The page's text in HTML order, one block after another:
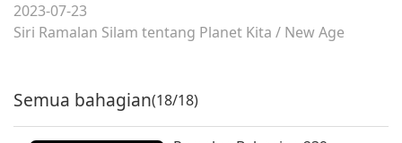
2023-07-23
Siri Ramalan Silam tentang Planet Kita / New Age
Semua bahagian(18/18)